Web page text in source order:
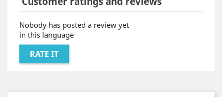
Nobody has posted a review yet
in this language
RATE IT